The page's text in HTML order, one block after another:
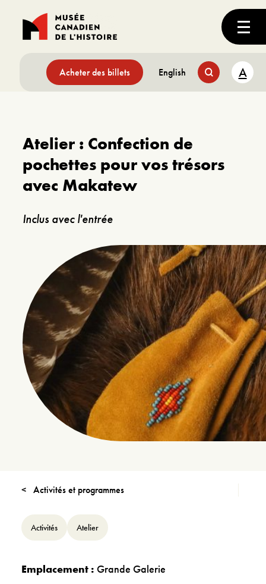
Acheter des billets English A
Atelier : Confection de
pochettes pour vos trésors
avec Makatew
Inclus avec l'entrée
Activités et programmes
Activités Atelier
Emplacement : Grande Galerie